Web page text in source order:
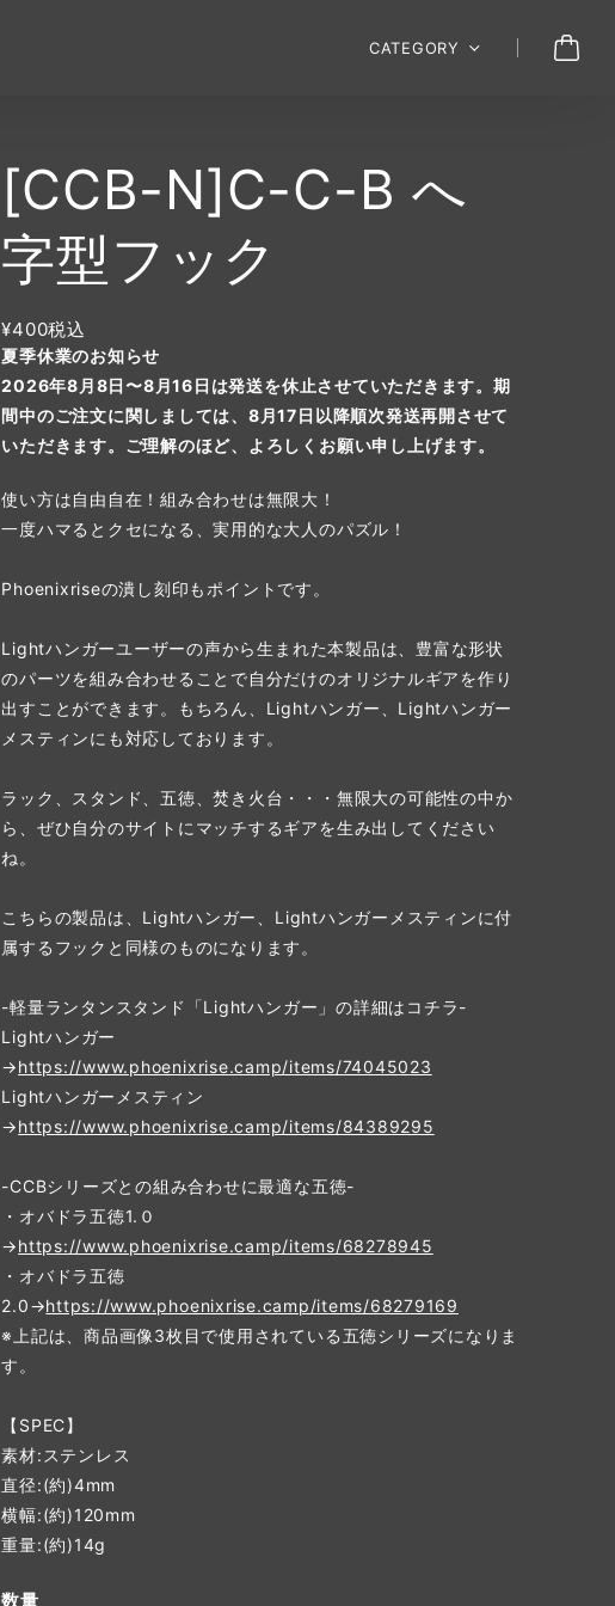
CATEGORY
[CCB-N]C-C-B へ
字型フック
¥400税込
夏季休業のお知らせ
2026年8月8日〜8月16日は発送を休止させていただきます。期
間中のご注文に関しましては、8月17日以降順次発送再開させて
いただきます。ご理解のほど、よろしくお願い申し上げます。
使い方は自由自在！組み合わせは無限大！
一度ハマるとクセになる、実用的な大人のパズル！
Phoenixriseの潰し刻印もポイントです。
Lightハンガーユーザーの声から生まれた本製品は、豊富な形状
のパーツを組み合わせることで自分だけのオリジナルギアを作り
出すことができます。もちろん、Lightハンガー、Lightハンガー
メスティンにも対応しております。
ラック、スタンド、五徳、焚き火台・・・無限大の可能性の中か
ら、ぜひ自分のサイトにマッチするギアを生み出してください
ね。
こちらの製品は、Lightハンガー、Lightハンガーメスティンに付
属するフックと同様のものになります。
-軽量ランタンスタンド「Lightハンガー」の詳細はコチラ-
Lightハンガー
→https://www.phoenixrise.camp/items/74045023
Lightハンガーメスティン
→https://www.phoenixrise.camp/items/84389295
-CCBシリーズとの組み合わせに最適な五徳-
・オバドラ五徳1.０
→https://www.phoenixrise.camp/items/68278945
・オバドラ五徳
2.0→https://www.phoenixrise.camp/items/68279169
※上記は、商品画像3枚目で使用されている五徳シリーズになりま
す。
【SPEC】
素材:ステンレス
直径:(約)4mm
横幅:(約)120mm
重量:(約)14g
数量